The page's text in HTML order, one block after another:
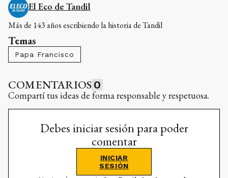
El Eco de Tandil
Más de 143 años escribiendo la historia de Tandil
Temas
Papa Francisco
COMENTARIOS 0
Compartí tus ideas de forma responsable y respetuosa.
Debes iniciar sesión para poder
comentar
INICIAR
SESIÓN